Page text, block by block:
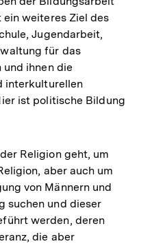
weiteres Ziel des
Jugendarbeit,
für das
ihnen die
interkulturellen
ist politische Bildung
Religion geht, um
aber auch um
von Männern und
suchen und dieser
werden, deren
die aber